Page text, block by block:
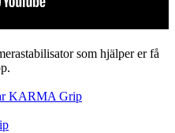
som hjälper er få
KARMA Grip